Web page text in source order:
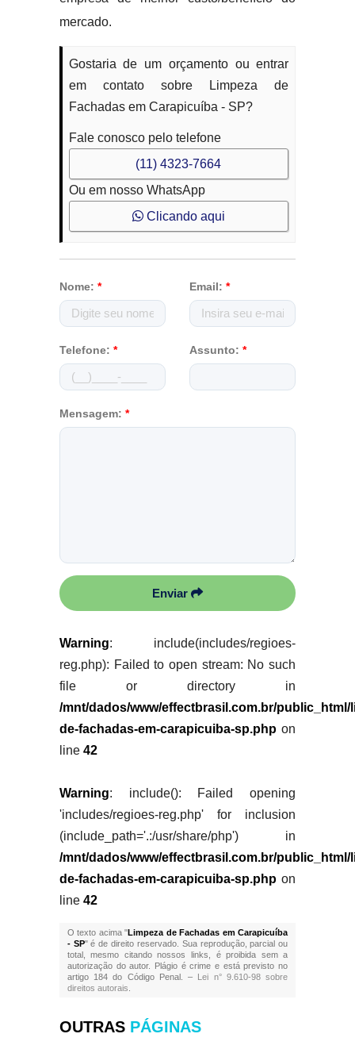
mercado.
Gostaria de um orçamento ou entrar
em contato sobre Limpeza de
Fachadas em Carapicuíba - SP?
Fale conosco pelo telefone
(11) 4323-7664
Ou em nosso WhatsApp
Clicando aqui
Nome: * Email: *
Telefone: * Assunto: *
Mensagem: *
Enviar
Warning: include(includes/regioes-
reg.php): Failed to open stream: No such
file or directory in
/mnt/dados/www/effectbrasil.com.br/public_html/
de-fachadas-em-carapicuiba-sp.phpon
line 42
Warning: include(): Failed opening
'includes/regioes-reg.php' for inclusion
(include_path='.:/usr/share/php') in
/mnt/dados/www/effectbrasil.com.br/public_html/
de-fachadas-em-carapicuiba-sp.phpon
line 42
O texto acima "Limpeza de Fachadas em Carapicuíba
- SP" é de direito reservado. Sua reprodução, parcial ou
total, mesmo citando nossos links, é proibida sem a
autorização do autor. Plágio é crime e está previsto no
artigo 184 do Código Penal. – Lei n° 9.610-98 sobre
direitos autorais
OUTRAS PÁGINAS